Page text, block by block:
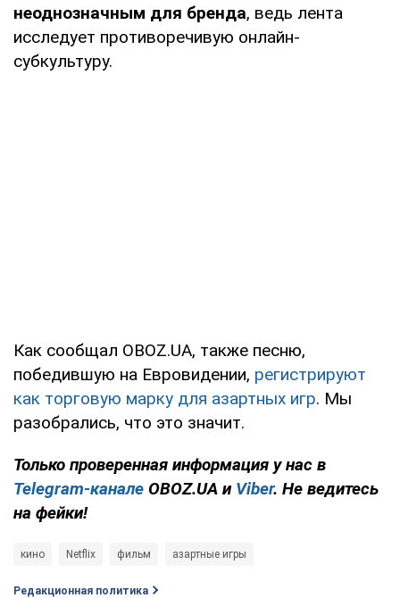
неоднозначным для бренда, ведь лента
исследует противоречивую онлайн-
субкультуру.
Как сообщал OBOZ.UA, также песню,
победившую на Евровидении, регистрируют
как торговую марку для азартных игр. Мы
разобрались, что это значит.
Только проверенная информация у нас в
Telegram-канале OBOZ.UA и Viber. Не ведитесь
на фейки!
кино Netflix фильм азартные игры
Редакционная политика